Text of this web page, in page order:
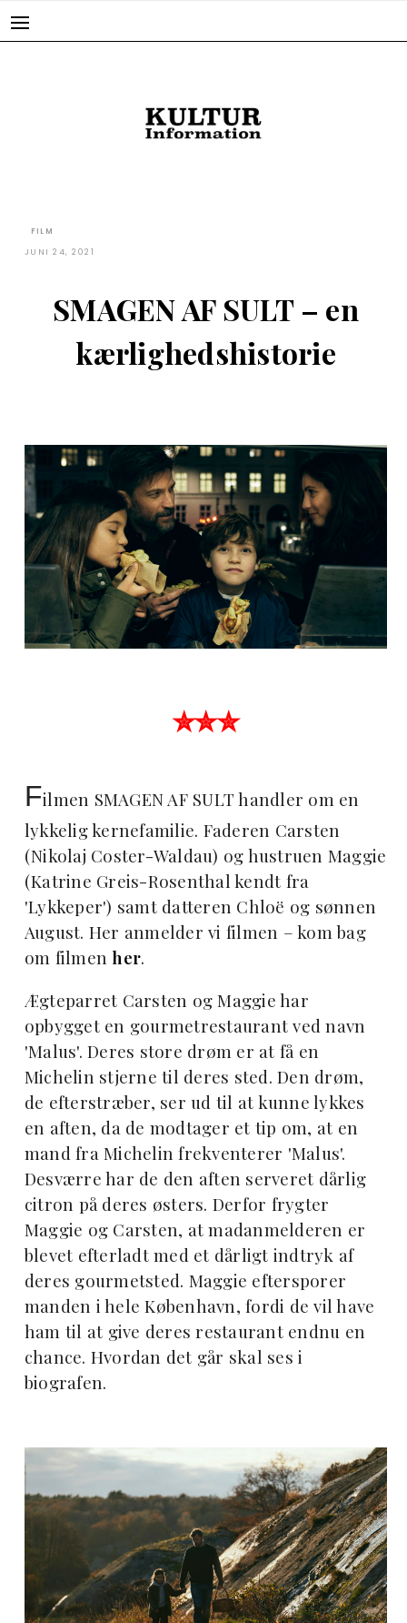
FILM
JUNI 24, 2021
SMAGEN AF SULT – en
kærlighedshistorie
✮✮✮
Filmen SMAGEN AF SULT handler om en
lykkelig kernefamilie. Faderen Carsten
(Nikolaj Coster-Waldau) og hustruen Maggie
(Katrine Greis-Rosenthal kendt fra
'Lykkeper') samt datteren Chloë og sønnen
August. Her anmelder vi filmen – kom bag
om filmenher.
Ægteparret Carsten og Maggie har
opbygget en gourmetrestaurant ved navn
'Malus'. Deres store drøm er at få en
Michelin stjerne til deres sted. Den drøm,
de efterstræber, ser ud til at kunne lykkes
en aften, da de modtager et tip om, at en
mand fra Michelin frekventerer 'Malus'.
Desværre har de den aften serveret dårlig
citron på deres østers. Derfor frygter
Maggie og Carsten, at madanmelderen er
blevet efterladt med et dårligt indtryk af
deres gourmetsted. Maggie eftersporer
manden i hele København, fordi de vil have
ham til at give deres restaurant endnu en
chance. Hvordan det går skal ses i
biografen.